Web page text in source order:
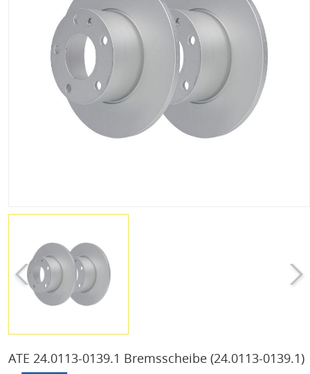
ATE 24.0113-0139.1 Bremsscheibe (24.0113-0139.1)